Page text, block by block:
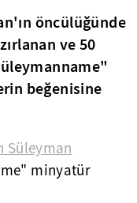
öncülüğünde
ve 50
beğenisine
Süleyman
minyatür